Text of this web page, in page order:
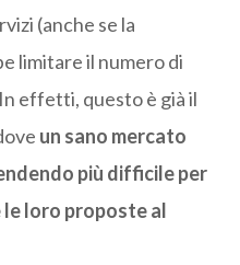
(anche se la
limitare il numero di
effetti, questo è già il
un sano mercato
più difficile per
loro proposte al